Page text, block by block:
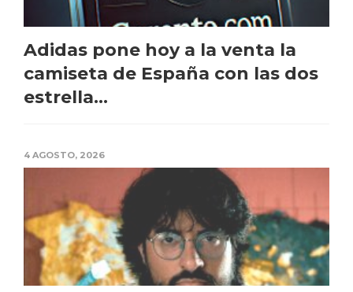
Adidas pone hoy a la venta la
camiseta de España con las dos
estrella...
4 AGOSTO, 2026